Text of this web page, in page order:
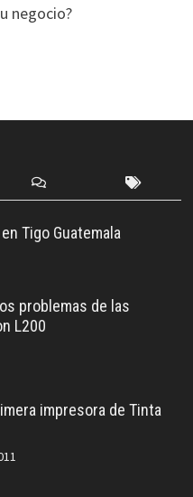
negocio?
Tigo Guatemala
problemas de las
L200
impresora de Tinta